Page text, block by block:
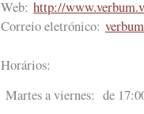
Web: http://
Correio eletrónico:
Horários:
Martes a viernes: de